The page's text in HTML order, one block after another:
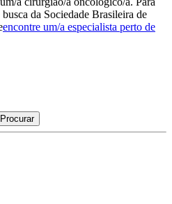
da Sociedade Brasileira de
encontre um/a especialista perto de
Procurar